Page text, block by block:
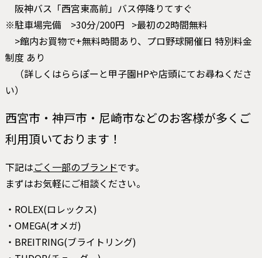
阪神バス「西宮東高前」バス停降りてすぐ
※駐車場完備 >30分/200円 >最初の2時間無料
>館内お買物で+無料時間あり、プロ野球開催日 特別料金
制度 あり
（詳しくはららぽーと甲子園HPや店頭にてお尋ねくださ
い）
西宮市・神戸市・尼崎市などのお客様が多くご
利用頂いております！
下記はごく一部のブランドです。
まずはお気軽にご相談ください。
・ROLEX(ロレックス)
・OMEGA(オメガ)
・BREITRING(ブライトリング)